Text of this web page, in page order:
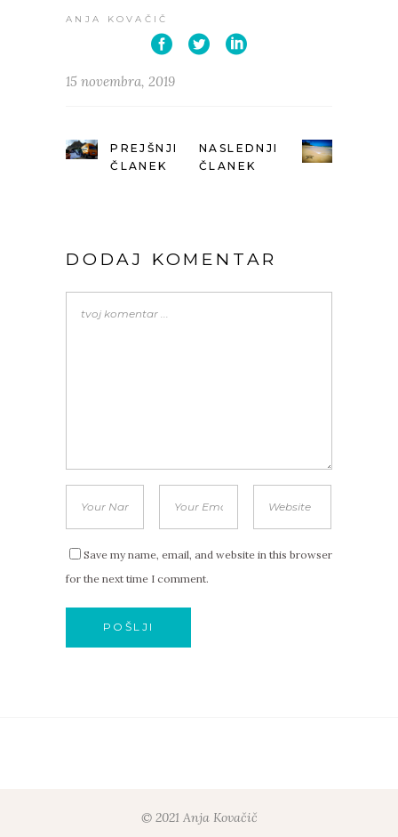
ANJA KOVAČIČ
15 novembra, 2019
PREJŠNJI
ČLANEK
NASLEDNJI
ČLANEK
DODAJ KOMENTAR
Save my name, email, and website in this browser
for the next time I comment.
© 2021 Anja Kovačič